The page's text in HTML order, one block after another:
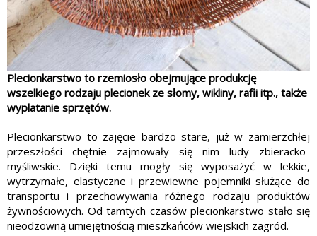
Plecionkarstwo to rzemiosło obejmujące produkcję
wszelkiego rodzaju plecionek ze słomy, wikliny, rafii itp., także
wyplatanie sprzętów.
Plecionkarstwo to zajęcie bardzo stare, już w zamierzchłej
przeszłości chętnie zajmowały się nim ludy zbieracko-
myśliwskie. Dzięki temu mogły się wyposażyć w lekkie,
wytrzymałe, elastyczne i prze­wiewne pojemniki służące do
transportu i przechowywania różnego rodzaju produktów
żywnościo­wych. Od tamtych czasów plecionkarstwo stało się
nieodzowną umiejętnością mieszkańców wiejskich zagród.